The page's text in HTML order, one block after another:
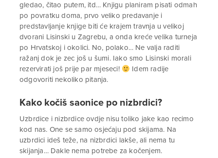
gledao, čitao putem, itd… Knjigu planiram pisati odmah
po povratku doma, prvo veliko predavanje i
predstavljanje knjige biti će krajem travnja u velikoj
dvorani Lisinski u Zagrebu, a onda kreće velika turneja
po Hrvatskoj i okolici. No, polako… Ne valja raditi
ražanj dok je zec još u šumi. Iako smo Lisinski morali
rezervirati još prije par mjeseci!
Idem radije
odgovoriti nekoliko pitanja.
Kako kočiš saonice po nizbrdici?
Uzbrdice i nizbrdice ovdje nisu toliko jake kao recimo
kod nas. One se samo osjećaju pod skijama. Na
uzbrdici ideš teže, na nizbrdici lakše, ali nema tu
skijanja… Dakle nema potrebe za kočenjem.